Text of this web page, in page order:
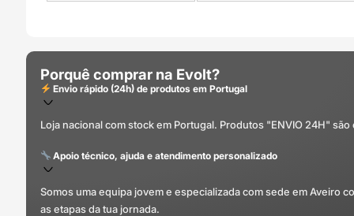
Porquê comprar na Evolt?
Envio rápido (24h) de produtos em Portugal
Loja nacional com stock em Portugal. Produtos "ENVIO 24H"
Apoio técnico, ajuda e atendimento personalizado
Somos uma equipa jovem e especializada com sede em Aveiro
as etapas da tua jornada.